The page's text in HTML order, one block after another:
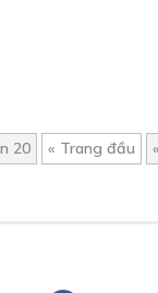
20 « Trang đầu «